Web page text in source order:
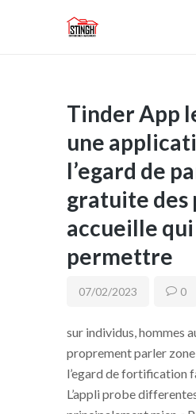
INICIO
Tinder App
une
l’egard de
gratuite des
accueille qui
permettre
07/02/2023 0
sur individus, hommes
proprement parler
l’egard de fortification
L’appli probe